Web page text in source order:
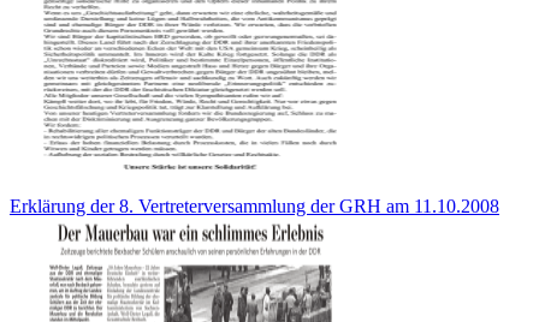
Erklärung der 8. Vertreterversammlung der GRH am 11.10.2008